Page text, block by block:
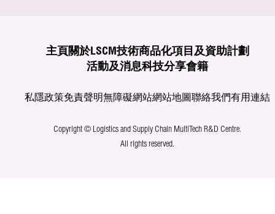
主頁 關於LSCM技術商品化項目及資助計劃
活動及消息科技分享會籍
私隱政策免責聲明無障礙網站網站地圖聯絡我們有用連結
Copyright © Logistics and Supply Chain MultiTech R&D Centre.
All rights reserved.